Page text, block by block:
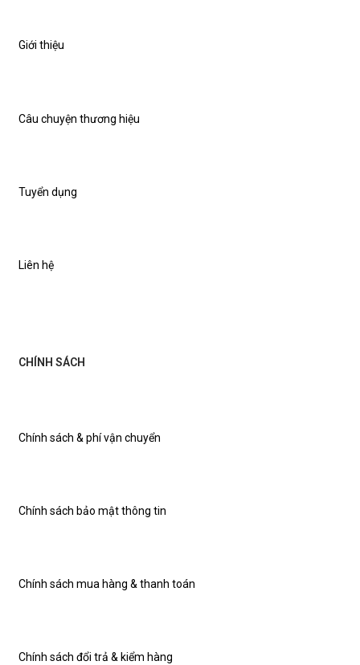
Giới thiệu
Câu chuyện thương hiệu
Tuyển dụng
Liên hệ
CHÍNH SÁCH
Chính sách bảo mật thông tin
Chính sách mua hàng & thanh toán
Chính sách đổi trả & kiểm hàng
Chính sách & phí vận chuyển